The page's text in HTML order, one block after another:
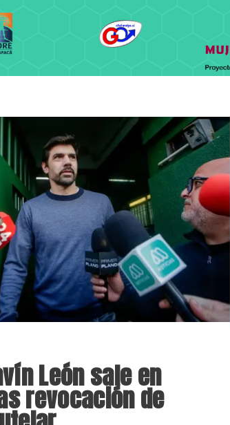
León sale en
revocación de